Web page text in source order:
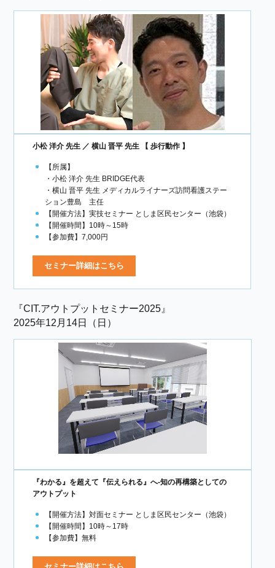
小松 洋介 先生 ／ 横山 晋平 先生 【 歩行動作 】
【所属】
・小松 洋介 先生 BRIDGE代表
・横山 晋平 先生 メディカルライナーズ訪問看護ステー
ション豊島 主任
【開催方法】実技セミナー としま区民センター（池袋）
【開催時間】10時～15時
【参加費】7,000円
セミナー詳細はこちら
『CIT.アウトプットセミナー2025』
2025年12月14日（日）
『わかる』を超えて『伝えられる』へ-知の再構築としての
アウトプット
【開催方法】対面セミナー としま区民センター（池袋）
【開催時間】10時～17時
【参加費】無料